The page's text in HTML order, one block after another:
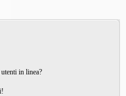
in linea?